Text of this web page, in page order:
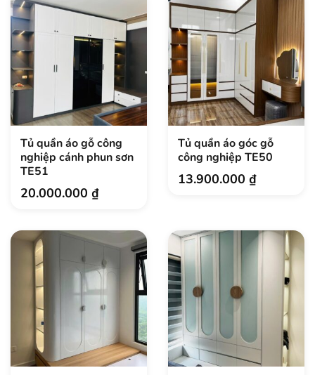
Tủ quần áo gỗ công
nghiệp cánh phun sơn
TE51
20.000.000 ₫
Tủ quần áo góc gỗ
công nghiệp TE50
13.900.000 ₫